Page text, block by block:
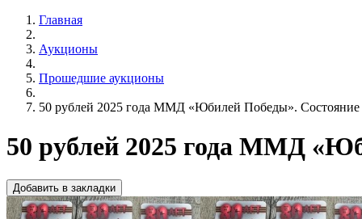
Главная
Аукционы
Прошедшие аукционы
50 рублей 2025 года ММД «Юбилей Победы». Состояние
50 рублей 2025 года ММД
Добавить в закладки